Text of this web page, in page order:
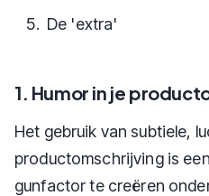
De 'extra'
1. Humor in je
Het gebruik van subtiele,
productomschrijving is
gunfactor te creëren